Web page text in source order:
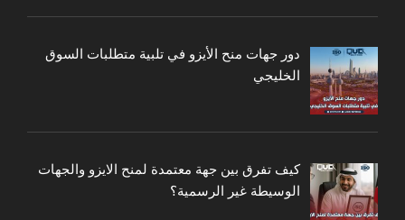
دور جهات منح الأيزو في تلبية متطلبات السوق
الخليجي
كيف تفرق بين جهة معتمدة لمنح الايزو والجهات
الوسيطة غير الرسمية؟